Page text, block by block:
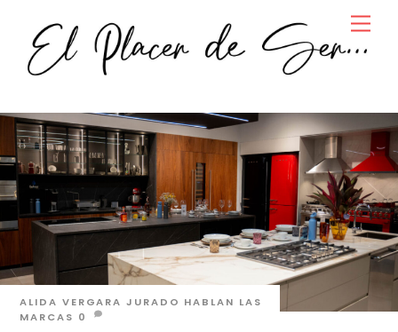
content
ALIDA VERGARA JURADO HABLAN LAS
MARCAS 0